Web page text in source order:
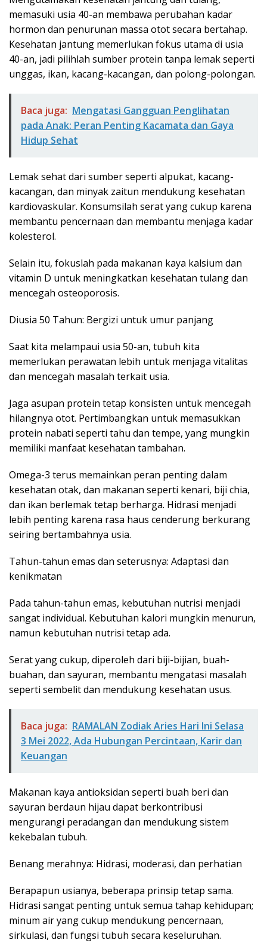
memasuki usia 40-an membawa perubahan kadar
hormon dan penurunan massa otot secara bertahap.
Kesehatan jantung memerlukan fokus utama di usia
40-an, jadi pilihlah sumber protein tanpa lemak seperti
unggas, ikan, kacang-kacangan, dan polong-polongan.
Baca juga: Mengatasi Gangguan Penglihatan
pada Anak: Peran Penting Kacamata dan Gaya
Hidup Sehat
Lemak sehat dari sumber seperti alpukat, kacang-
kacangan, dan minyak zaitun mendukung kesehatan
kardiovaskular. Konsumsilah serat yang cukup karena
membantu pencernaan dan membantu menjaga kadar
kolesterol.
Selain itu, fokuslah pada makanan kaya kalsium dan
vitamin D untuk meningkatkan kesehatan tulang dan
mencegah osteoporosis.
Diusia 50 Tahun: Bergizi untuk umur panjang
Saat kita melampaui usia 50-an, tubuh kita
memerlukan perawatan lebih untuk menjaga vitalitas
dan mencegah masalah terkait usia.
Jaga asupan protein tetap konsisten untuk mencegah
hilangnya otot. Pertimbangkan untuk memasukkan
protein nabati seperti tahu dan tempe, yang mungkin
memiliki manfaat kesehatan tambahan.
Omega-3 terus memainkan peran penting dalam
kesehatan otak, dan makanan seperti kenari, biji chia,
dan ikan berlemak tetap berharga. Hidrasi menjadi
lebih penting karena rasa haus cenderung berkurang
seiring bertambahnya usia.
Tahun-tahun emas dan seterusnya: Adaptasi dan
kenikmatan
Pada tahun-tahun emas, kebutuhan nutrisi menjadi
sangat individual. Kebutuhan kalori mungkin menurun,
namun kebutuhan nutrisi tetap ada.
Serat yang cukup, diperoleh dari biji-bijian, buah-
buahan, dan sayuran, membantu mengatasi masalah
seperti sembelit dan mendukung kesehatan usus.
Baca juga: RAMALAN Zodiak Aries Hari Ini Selasa
3 Mei 2022, Ada Hubungan Percintaan, Karir dan
Keuangan
Makanan kaya antioksidan seperti buah beri dan
sayuran berdaun hijau dapat berkontribusi
mengurangi peradangan dan mendukung sistem
kekebalan tubuh.
Benang merahnya: Hidrasi, moderasi, dan perhatian
Berapapun usianya, beberapa prinsip tetap sama.
Hidrasi sangat penting untuk semua tahap kehidupan;
minum air yang cukup mendukung pencernaan,
sirkulasi, dan fungsi tubuh secara keseluruhan.